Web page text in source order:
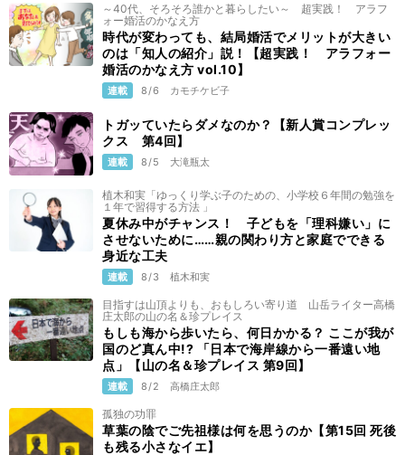
～40代、そろそろ誰かと暮らしたい～ 超実践！ アラフ
ォー婚活のかなえ方
時代が変わっても、結局婚活でメリットが大きい
のは「知人の紹介」説！【超実践！ アラフォー
婚活のかなえ方 vol.10】
連載 8/6 カモチケビ子
トガッていたらダメなのか？【新人賞コンプレッ
クス 第4回】
連載 8/5 大滝瓶太
植木和実「ゆっくり学ぶ子のための、小学校６年間の勉強を
１年で習得する方法 」
夏休み中がチャンス！ 子どもを「理科嫌い」に
させないために……親の関わり方と家庭でできる
身近な工夫
連載 8/3 植木和実
目指すは山頂よりも、おもしろい寄り道 山岳ライター高橋
庄太郎の山の名＆珍プレイス
もしも海から歩いたら、何日かかる？ ここが我が
国のど真ん中!? 「日本で海岸線から一番遠い地
点」【山の名＆珍プレイス 第9回】
連載 8/2 高橋庄太郎
孤独の功罪
草葉の陰でご先祖様は何を思うのか【第15回 死後
も残る小さなイエ】